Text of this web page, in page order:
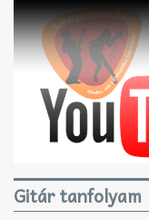
Gitár tanfolyam